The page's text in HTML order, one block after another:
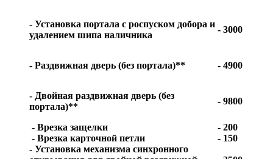
- Установка портала с роспуском добора и
удалением шипа наличника
- 3000
- Раздвижная дверь (без портала)** - 4900
- Двойная раздвижная дверь (без
портала)**
- 9800
- Врезка защелки
- 200
- Врезка карточной петли
- 150
- Установка механизма синхронного